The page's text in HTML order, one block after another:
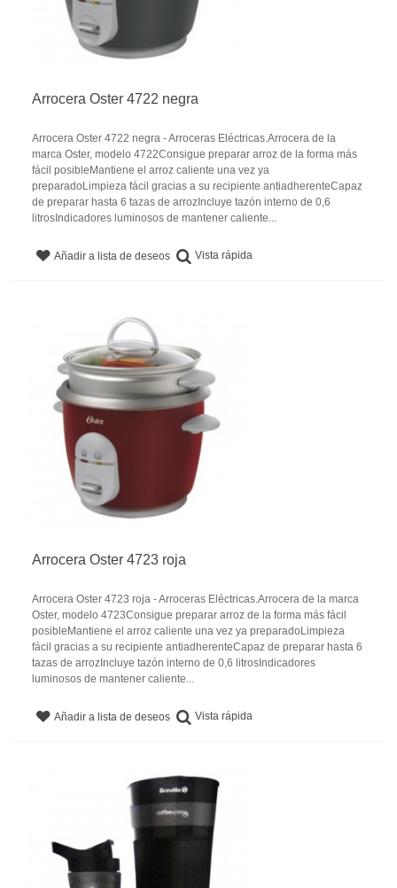
Arrocera Oster 4722 negra
Arrocera Oster 4722 negra - Arroceras Eléctricas.Arrocera de la
marca Oster, modelo 4722Consigue preparar arroz de la forma más
fácil posibleMantiene el arroz caliente una vez ya
preparadoLimpieza fácil gracias a su recipiente antiadherenteCapaz
de preparar hasta 6 tazas de arrozIncluye tazón interno de 0,6
litrosIndicadores luminosos de mantener caliente...
Añadir a lista de deseos Vista rápida
Arrocera Oster 4723 roja
Arrocera Oster 4723 roja - Arroceras Eléctricas.Arrocera de la marca
Oster, modelo 4723Consigue preparar arroz de la forma más fácil
posibleMantiene el arroz caliente una vez ya preparadoLimpieza
fácil gracias a su recipiente antiadherenteCapaz de preparar hasta 6
tazas de arrozIncluye tazón interno de 0,6 litrosIndicadores
luminosos de mantener caliente...
Añadir a lista de deseos Vista rápida